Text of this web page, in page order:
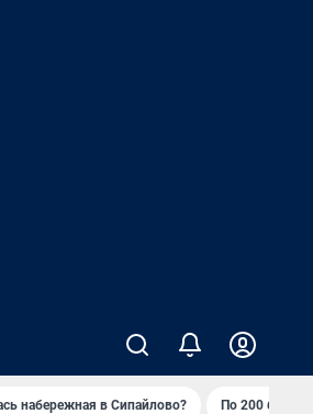
набережная в Сипайлово? По 200